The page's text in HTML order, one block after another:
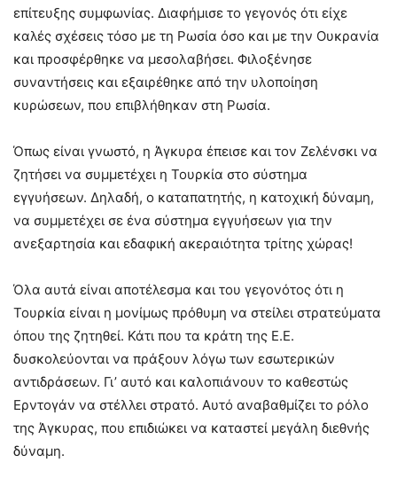
επίτευξης συμφωνίας. Διαφήμισε το γεγονός ότι είχε
καλές σχέσεις τόσο με τη Ρωσία όσο και με την Ουκρανία
και προσφέρθηκε να μεσολαβήσει. Φιλοξένησε
συναντήσεις και εξαιρέθηκε από την υλοποίηση
κυρώσεων, που επιβλήθηκαν στη Ρωσία.
Όπως είναι γνωστό, η Άγκυρα έπεισε και τον Ζελένσκι να
ζητήσει να συμμετέχει η Τουρκία στο σύστημα
εγγυήσεων. Δηλαδή, ο καταπατητής, η κατοχική δύναμη,
να συμμετέχει σε ένα σύστημα εγγυήσεων για την
ανεξαρτησία και εδαφική ακεραιότητα τρίτης χώρας!
Όλα αυτά είναι αποτέλεσμα και του γεγονότος ότι η
Τουρκία είναι η μονίμως πρόθυμη να στείλει στρατεύματα
όπου της ζητηθεί. Κάτι που τα κράτη της Ε.Ε.
δυσκολεύονται να πράξουν λόγω των εσωτερικών
αντιδράσεων. Γι’ αυτό και καλοπιάνουν το καθεστώς
Ερντογάν να στέλλει στρατό. Αυτό αναβαθμίζει το ρόλο
της Άγκυρας, που επιδιώκει να καταστεί μεγάλη διεθνής
δύναμη.